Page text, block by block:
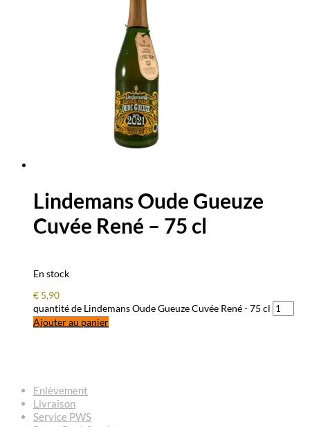
Lindemans Oude Gueuze
Cuvée René – 75 cl
En stock
€ 5,90
quantité de Lindemans Oude Gueuze Cuvée René - 75 cl
Ajouter au panier
Enlèvement
Livraison
Service PWS